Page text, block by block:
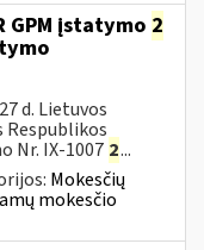
GPM įstatymo 2
d. Lietuvos
Respublikos
Nr. IX-1007 2...
Mokesčių
mokesčio